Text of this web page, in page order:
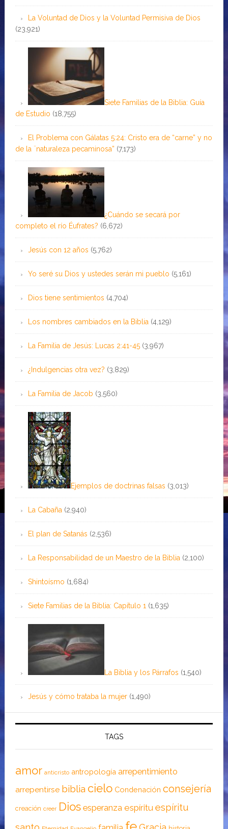
La Voluntad de Dios y la Voluntad Permisiva de Dios
(23,921)
Siete Familias de la Biblia: Guía
de Estudio (18,755)
El Problema con Gálatas 5:24: Cristo era de “carne” y no
de la ¨naturaleza pecaminosa” (7,173)
¿Cuándo se secará por
completo el río Éufrates? (6,672)
Jesús con 12 años (5,762)
Yo seré su Dios y ustedes serán mi pueblo (5,161)
Dios tiene sentimientos (4,704)
Los nombres cambiados en la Biblia (4,129)
La Familia de Jesús: Lucas 2:41-45 (3,967)
¿Indulgencias otra vez? (3,829)
La Familia de Jacob (3,560)
Ejemplos de doctrinas falsas (3,013)
La Cabaña (2,940)
El plan de Satanás (2,536)
La Responsabilidad de un Maestro de la Biblia (2,100)
Shintoísmo (1,684)
Siete Familias de la Biblia: Capítulo 1 (1,635)
La Biblia y los Párrafos (1,540)
Jesús y cómo trataba la mujer (1,490)
TAGS
amor anticristo antropología arrepentimiento
arrepentirse biblia cielo Condenación consejería
creación creer Dios esperanza espíritu espíritu
fe